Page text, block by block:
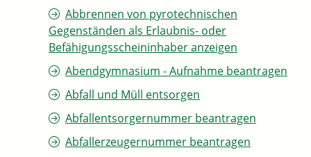
Abbrennen von pyrotechnischen
Gegenständen als Erlaubnis- oder
Befähigungsscheininhaber anzeigen
Abendgymnasium - Aufnahme beantragen
Abfall und Müll entsorgen
Abfallentsorgernummer beantragen
Abfallerzeugernummer beantragen